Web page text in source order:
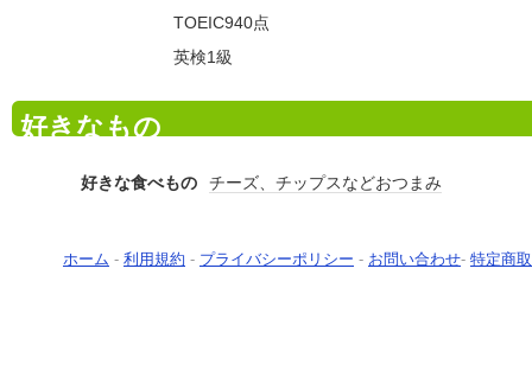
TOEIC940点
英検1級
好きなもの
好きな食べもの チーズ、チップスなどおつまみ
ホーム - 利用規約 - プライバシーポリシー - お問い合わせ- 特定商